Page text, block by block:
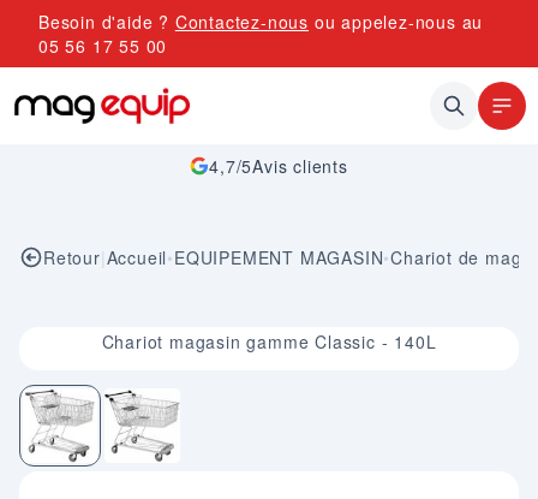
Allez au contenu
Besoin d'aide ? Contactez-nous ou appelez-nous au
05 56 17 55 00
4,7/5Avis clients
Retour|Accueil•EQUIPEMENT MAGASIN•Chariot de
Image 1 sur 2Chariot magasin gamme Classic - 140L